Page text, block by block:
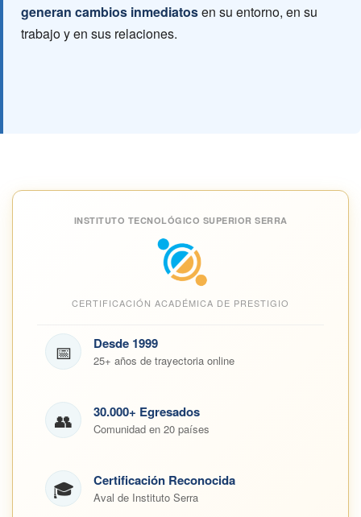
generan cambios inmediatosen su entorno, en su
trabajo y en sus relaciones.
INSTITUTO TECNOLÓGICO SUPERIOR SERRA
CERTIFICACIÓN ACADÉMICA DE PRESTIGIO
📅 Desde 1999
25+ años de trayectoria online
👥 30.000+ Egresados
Comunidad en 20 países
🎓 Certificación Reconocida
Aval de Instituto Serra